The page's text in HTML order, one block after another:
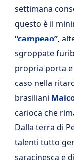
settimana
questo è il
“campeao”,
sgroppate
propria porta e
caso nella
brasiliani
carioca che
Dalla terra di
talenti tutto
saracinesca e